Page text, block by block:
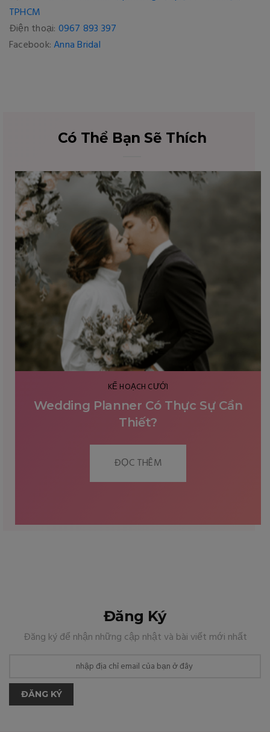
TPHCM
Điện thoại: 0967 893 397
Facebook:Anna Bridal
Có Thể Bạn Sẽ Thích
KẾ HOẠCH CƯỚI
TIỆC CƯỚI NGOÀI TRỜI : TỪ CHI PHÍ
ĐẾN CÁCH TỔ CHỨC?
ĐỌC THÊM
Đăng Ký
Đăng ký để nhận những cập nhật và bài viết mới nhất
ĐĂNG KÝ